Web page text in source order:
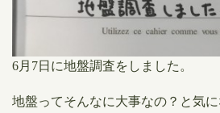
6月7日に地盤調査をしました。
地盤ってそんなに大事なの？と気